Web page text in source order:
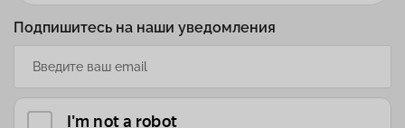
Подпишитесь на наши уведомления